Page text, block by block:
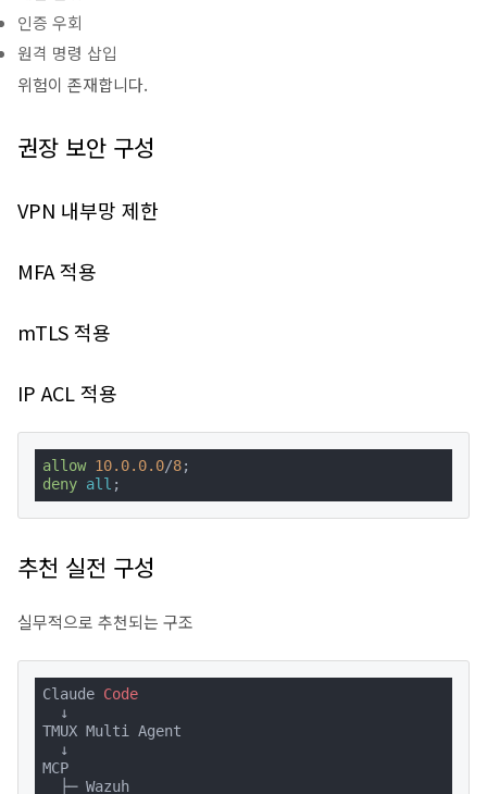
인증 우회
원격 명령 삽입
위험이 존재합니다.
권장 보안 구성
VPN 내부망 제한
MFA 적용
mTLS 적용
IP ACL 적용
allow 10.0.0.0/8
deny all ;
추천 실전 구성
실무적으로 추천되는 구조
Claude Code
  ↓
TMUX Multi Agent
  ↓
MCP
  ├─ Wazuh